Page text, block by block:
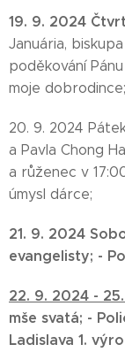
19. 9. 2024
Januária,
poděkování
moje dobrodince;
20. 9. 2024
a Pavla Chong
a růženec v
úmysl dárce;
21. 9. 2024
evangelisty; -
22. 9. 2024 - 25.
mše svatá; -
Ladislava 1.